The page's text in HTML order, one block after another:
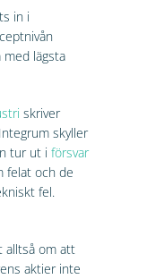
in i
lägsta
skriver
skyller
tur ut i försvar
felat och de
fel.
alltså om att
aktier inte